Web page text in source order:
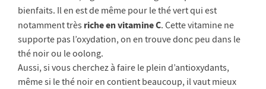
bienfaits. Il en est de même pour le thé vert qui est
notamment très riche en vitamine C. Cette vitamine ne
supporte pas l’oxydation, on en trouve donc peu dans le
thé noir ou le oolong.
Aussi, si vous cherchez à faire le plein d’antioxydants,
même si le thé noir en contient beaucoup, il vaut mieux